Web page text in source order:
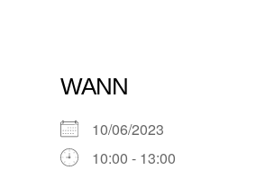
WANN
10/06/2023
10:00 - 13:00